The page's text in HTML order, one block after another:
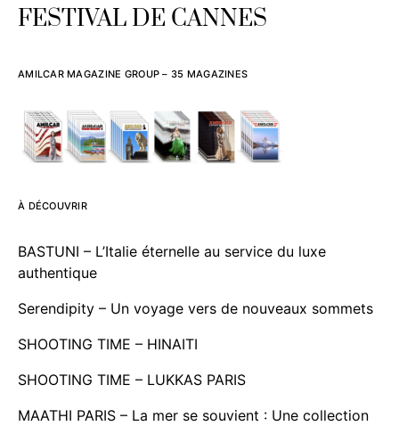
FESTIVAL DE CANNES
AMILCAR MAGAZINE GROUP – 35 MAGAZINES
À DÉCOUVRIR
BASTUNI – L’Italie éternelle au service du luxe
authentique
Serendipity – Un voyage vers de nouveaux sommets
SHOOTING TIME – HINAITI
SHOOTING TIME – LUKKAS PARIS
MAATHI PARIS – La mer se souvient : Une collection